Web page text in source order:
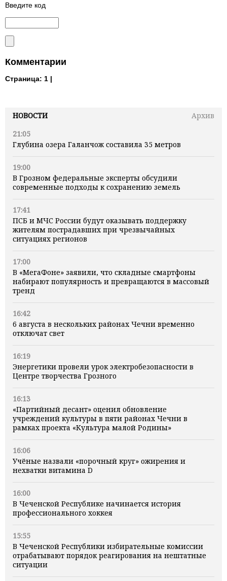
НОВОСТИ
Архив
21:05
Глубина озера Галанчож составила 35 метров
19:00
В Грозном федеральные эксперты обсудили
современные подходы к сохранению земель
17:41
ПСБ и МЧС России будут оказывать поддержку
жителям пострадавших при чрезвычайных
ситуациях регионов
17:00
В «МегаФоне» заявили, что складные смартфоны
набирают популярность и превращаются в массовый
тренд
16:42
6 августа в нескольких районах Чечни временно
отключат свет
16:19
Энергетики провели урок электробезопасности в
Центре творчества Грозного
16:13
«Партийный десант» оценил обновление
учреждений культуры в пяти районах Чечни в
рамках проекта «Культура малой Родины»
16:06
Учёные назвали «порочный круг» ожирения и
нехватки витамина D
16:00
В Чеченской Республике начинается история
профессионального хоккея
15:55
В Чеченской Республики избирательные комиссии
отрабатывают порядок реагирования на нештатные
ситуации
Введите код
Комментарии
Страница: 1 |